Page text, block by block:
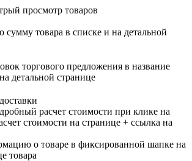
просмотр товаров
товара в списке и на детальной
торгового предложения в название
детальной странице
расчет стоимости при клике на
стоимости на странице + ссылка на
о товаре в фиксированной шапке на
товара